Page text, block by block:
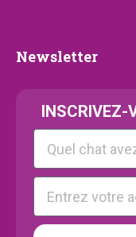
Newsletter
Newsletter
Kattenras
E-mail